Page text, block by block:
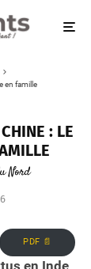
en famille
: LE
Nord
PDF 📄
en Inde